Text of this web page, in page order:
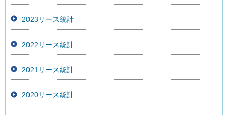
2023リース統計
2022リース統計
2021リース統計
2020リース統計